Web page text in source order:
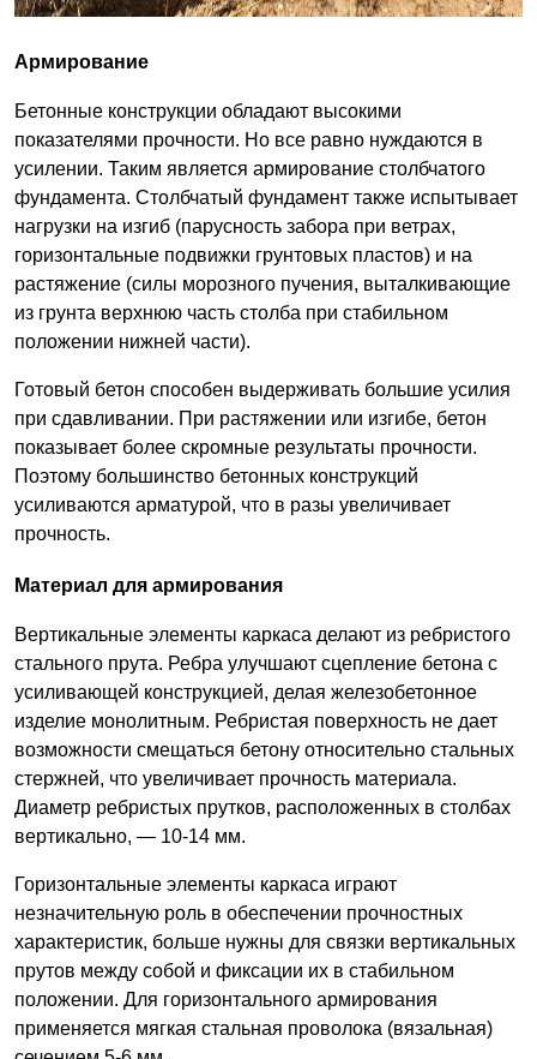
Армирование
Бетонные конструкции обладают высокими
показателями прочности. Но все равно нуждаются в
усилении. Таким является армирование столбчатого
фундамента. Столбчатый фундамент также испытывает
нагрузки на изгиб (парусность забора при ветрах,
горизонтальные подвижки грунтовых пластов) и на
растяжение (силы морозного пучения, выталкивающие
из грунта верхнюю часть столба при стабильном
положении нижней части).
Готовый бетон способен выдерживать большие усилия
при сдавливании. При растяжении или изгибе, бетон
показывает более скромные результаты прочности.
Поэтому большинство бетонных конструкций
усиливаются арматурой, что в разы увеличивает
прочность.
Материал для армирования
Вертикальные элементы каркаса делают из ребристого
стального прута. Ребра улучшают сцепление бетона с
усиливающей конструкцией, делая железобетонное
изделие монолитным. Ребристая поверхность не дает
возможности смещаться бетону относительно стальных
стержней, что увеличивает прочность материала.
Диаметр ребристых прутков, расположенных в столбах
вертикально, — 10-14 мм.
Горизонтальные элементы каркаса играют
незначительную роль в обеспечении прочностных
характеристик, больше нужны для связки вертикальных
прутов между собой и фиксации их в стабильном
положении. Для горизонтального армирования
применяется мягкая стальная проволока (вязальная)